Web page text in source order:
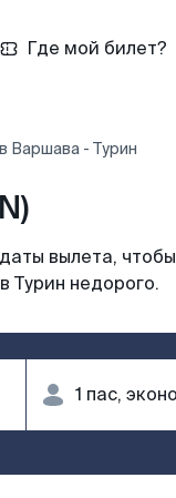
Где мой билет?
Варшава - Турин
вылета, чтобы
Турин недорого.